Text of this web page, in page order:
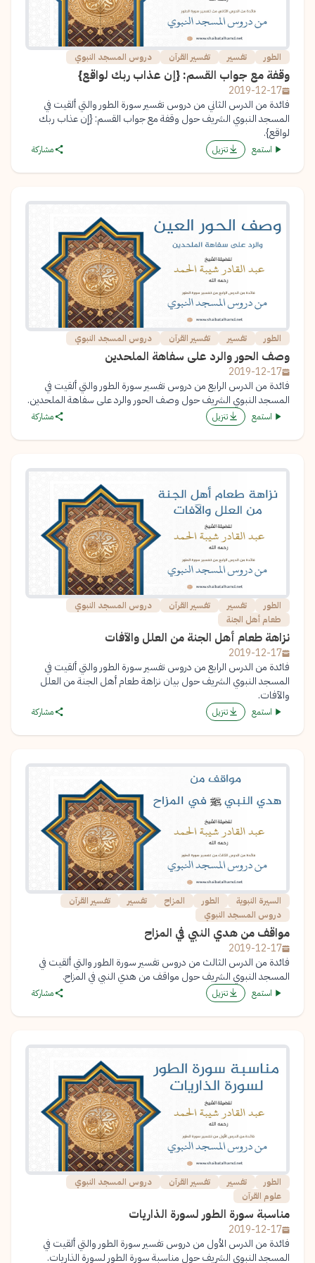
الطور تفسير تفسير القرآن دروس المسجد النبوي
وقفة مع جواب القسم: {إن عذاب ربك لواقع}
2019-12-17
فائدة من الدرس الثاني من دروس تفسير سورة الطور والتي ألقيت في
المسجد النبوي الشريف حول وقفة مع جواب القسم: {إن عذاب ربك
لواقع}.
استمع تنزيل مشاركة
الطور تفسير تفسير القرآن دروس المسجد النبوي
وصف الحور والرد على سفاهة الملحدين
2019-12-17
فائدة من الدرس الرابع من دروس تفسير سورة الطور والتي ألقيت في
المسجد النبوي الشريف حول وصف الحور والرد على سفاهة الملحدين.
استمع تنزيل مشاركة
الطور تفسير تفسير القرآن
دروس المسجد النبوي
طعام أهل الجنة
نزاهة طعام أهل الجنة من العلل والآفات
2019-12-17
فائدة من الدرس الرابع من دروس تفسير سورة الطور والتي ألقيت في
المسجد النبوي الشريف حول بيان نزاهة طعام أهل الجنة من العلل
والآفات.
استمع تنزيل مشاركة
السيرة النبوية الطور المزاح تفسير
تفسير القرآن
دروس المسجد النبوي
مواقف من هدي النبي في المزاح
2019-12-17
فائدة من الدرس الثالث من دروس تفسير سورة الطور والتي ألقيت في
المسجد النبوي الشريف حول مواقف من هدي النبي في المزاح.
استمع تنزيل مشاركة
الطور تفسير تفسير القرآن
دروس المسجد النبوي
علوم القرآن
مناسبة سورة الطور لسورة الذاريات
2019-12-17
فائدة من الدرس الأول من دروس تفسير سورة الطور والتي ألقيت في
المسجد النبوي الشريف حول مناسبة سورة الطور لسورة الذاريات.